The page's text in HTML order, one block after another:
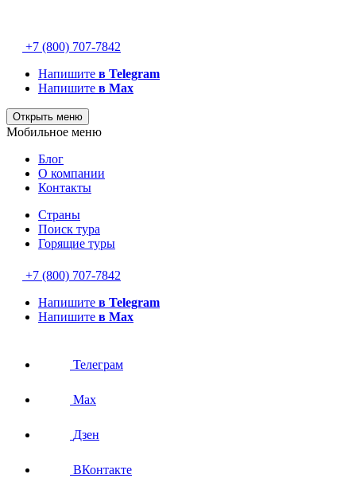
+7 (800) 707-7842
Напишите в Telegram
Напишите в Max
Открыть меню
Мобильное меню
Блог
О компании
Контакты
Страны
Поиск тура
Горящие туры
+7 (800) 707-7842
Напишите в Telegram
Напишите в Max
Телеграм
Max
Дзен
ВКонтакте